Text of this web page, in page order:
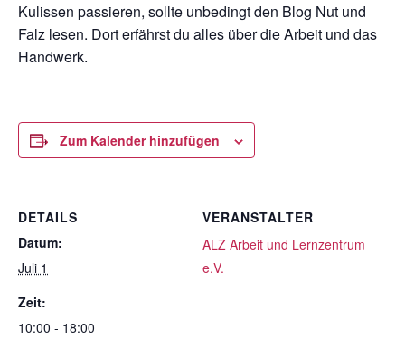
Kulissen passieren, sollte unbedingt den Blog Nut und
Falz lesen. Dort erfährst du alles über die Arbeit und das
Handwerk.
Zum Kalender hinzufügen
DETAILS
Datum:
Juli 1
Zeit:
10:00 - 18:00
VERANSTALTER
ALZ Arbeit und Lernzentrum
e.V.